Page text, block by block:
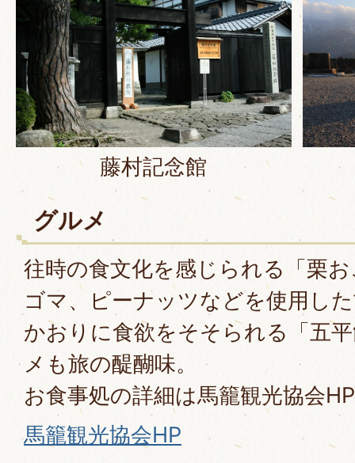
藤村記念館
グルメ
往時の食文化を感じられる「栗
ゴマ、ピーナッツなどを使用し
かおりに食欲をそそられる「五
メも旅の醍醐味。
お食事処の詳細は馬籠観光協会
馬籠観光協会HP